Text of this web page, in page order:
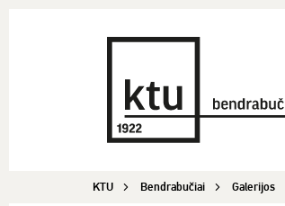
KTU Bendrabučiai Galerijos